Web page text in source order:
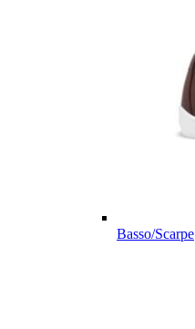
Basso/Scarpe